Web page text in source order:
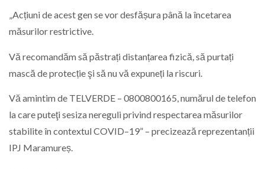
„Acțiuni de acest gen se vor desfășura până la încetarea
măsurilor restrictive.
Vă recomandăm să păstrați distanțarea fizică, să purtați
mască de protecție şi să nu vă expuneți la riscuri.
Vă amintim de TELVERDE – 0800800165, numărul de telefon
la care puteţi sesiza nereguli privind respectarea măsurilor
stabilite în contextul COVID–19” – precizează reprezentanții
IPJ Maramureș.